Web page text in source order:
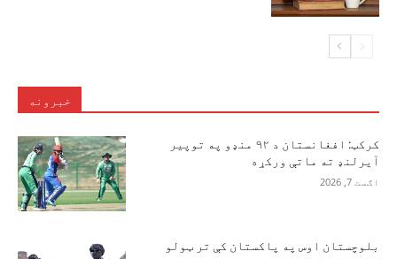
خبرونه
کرکټ: افغانستان د ۹۲ منډو په توپیر
آیرلنډ ته ماتې ورکړه
اګست 7, 2026
بلوچستان اوس په پاکستان کې تر ټولو